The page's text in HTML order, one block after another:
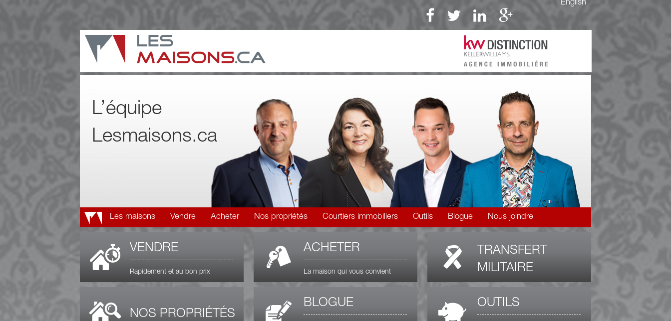
English
L’équipe
Lesmaisons.ca
Les maisons Vendre Acheter Nos propriétés Courtiers immobiliers Outils Blogue Nous joindre
VENDRE
Rapidement et au bon prix
ACHETER
La maison qui vous convient
TRANSFERT
MILITAIRE
NOS PROPRIÉTÉS
BLOGUE OUTILS